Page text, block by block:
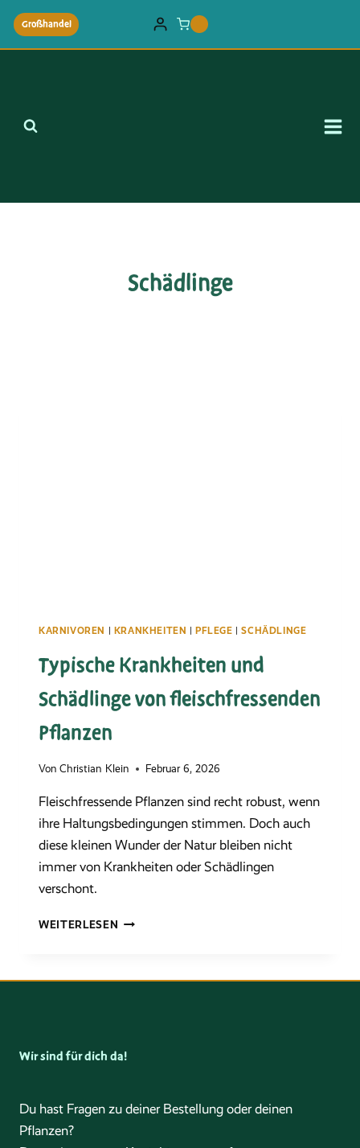
Zum
Inhalt
springen
Großhandel
Schädlinge
KARNIVOREN | KRANKHEITEN |PFLEGE |SCHÄDLINGE
Typische Krankheiten und
Schädlinge von fleischfressenden
Pflanzen
Von Christian Klein Februar 6, 2026
Fleischfressende Pflanzen sind recht robust, wenn
ihre Haltungsbedingungen stimmen. Doch auch
diese kleinen Wunder der Natur bleiben nicht
immer von Krankheiten oder Schädlingen
verschont.
WEITERLESEN TYPISCHE
Wir sind für dich da!
Du hast Fragen zu deiner Bestellung oder deinen
Pflanzen?